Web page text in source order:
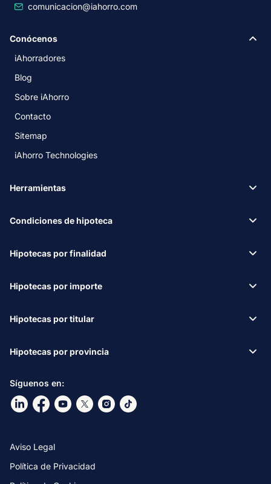
comunicacion@iahorro.com
Síguenos en:
Ir a nuestro Linkdin
Ir a nuestro Facebook
Ir a nuestro canal de Youtube
Ir a nuestro X
Ir a nuestro Instagram
Ir a nuestro TikTok
Aviso Legal
Política de Privacidad
Conócenos
iAhorradores
Blog
Sobre iAhorro
Contacto
Sitemap
iAhorro Technologies
Herramientas
Condiciones de hipoteca
Hipotecas por finalidad
Hipotecas por importe
Hipotecas por titular
Hipotecas por provincia